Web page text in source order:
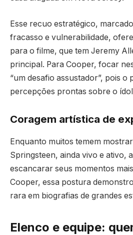
Esse recuo estratégico,
fracasso e vulnerabilidade,
para o filme, que tem Jeremy
principal. Para Cooper, focar
“um desafio assustador”, pois o
percepções prontas sobre o
Coragem artística de
Enquanto muitos temem
Springsteen, ainda vivo e ativo,
escancarar seus momentos
Cooper, essa postura
rara em biografias de grandes
Elenco e equipe: